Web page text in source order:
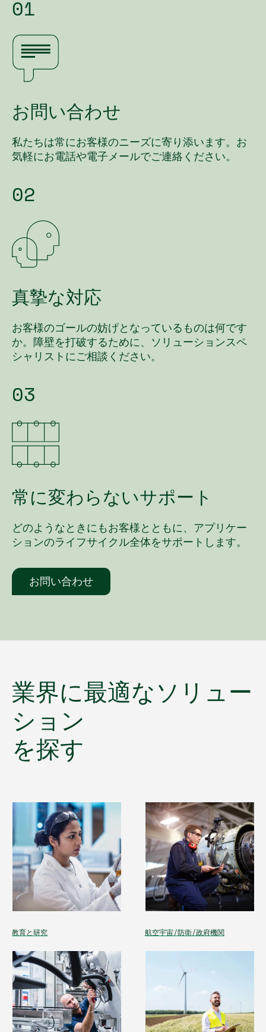
01
お 問い合わせ
私たちは常にお客様のニーズに寄り添います。お
気軽にお電話や電子メールでご連絡ください。
02
真摯な対応
お客様のゴールの妨げとなっているものは何です
か。障壁を打破するために、ソリューションスペ
シャリストにご相談ください。
03
常に変わらないサポート
どのようなときにもお客様とともに、アプリケー
ションのライフサイクル全体をサポートします。
お問い合わせ
業界に最適な ソリュー
ション
を探す
教育と研究 航空宇宙/防衛/政府機関